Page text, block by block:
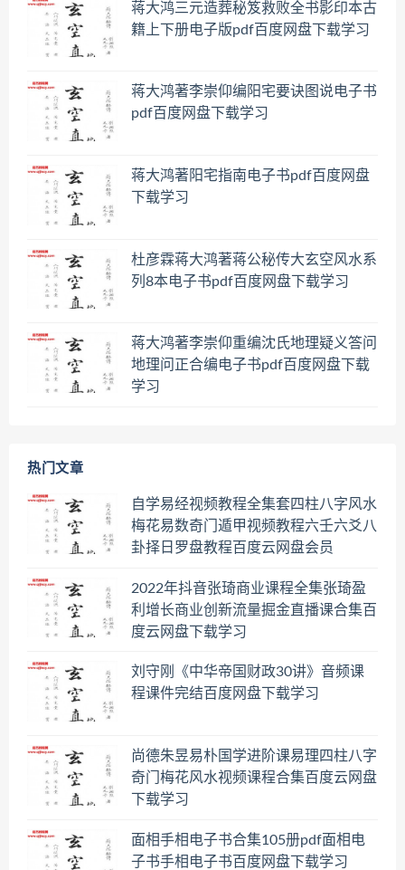
蒋大鸿三元造葬秘笈救败全书影印本古
籍上下册电子版pdf百度网盘下载学习
蒋大鸿著李崇仰编阳宅要诀图说电子书
pdf百度网盘下载学习
蒋大鸿著阳宅指南电子书pdf百度网盘
下载学习
杜彦霖蒋大鸿著蒋公秘传大玄空风水系
列8本电子书pdf百度网盘下载学习
蒋大鸿著李崇仰重编沈氏地理疑义答问
地理问正合编电子书pdf百度网盘下载
学习
热门文章
自学易经视频教程全集套四柱八字风水
梅花易数奇门遁甲视频教程六壬六爻八
卦择日罗盘教程百度云网盘会员
2022年抖音张琦商业课程全集张琦盈
利增长商业创新流量掘金直播课合集百
度云网盘下载学习
刘守刚《中华帝国财政30讲》音频课
程课件完结百度网盘下载学习
尚德朱昱易朴国学进阶课易理四柱八字
奇门梅花风水视频课程合集百度云网盘
下载学习
面相手相电子书合集105册pdf面相电
子书手相电子书百度网盘下载学习